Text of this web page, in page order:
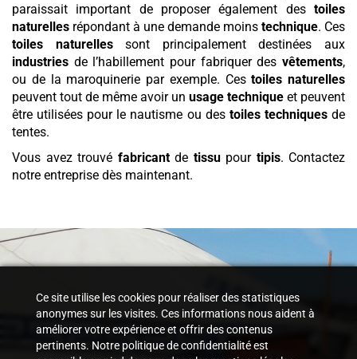
paraissait important de proposer également des toiles
naturelles répondant à une demande moins technique. Ces
toiles naturellessont principalement destinées aux
industries de l’habillement pour fabriquer des vêtements,
ou de la maroquinerie par exemple. Cestoiles naturelles
peuvent tout de même avoir un usage technique et peuvent
être utilisées pour le nautisme ou des toiles techniquesde
tentes.
Vous avez trouvé fabricant de tissupour tipis. Contactez
notre entreprise dès maintenant.
Ce site utilise les cookies pour réaliser des statistiques
anonymes sur les visites. Ces informations nous aident à
améliorer votre expérience et offrir des contenus
pertinents. Notre politique de confidentialité est